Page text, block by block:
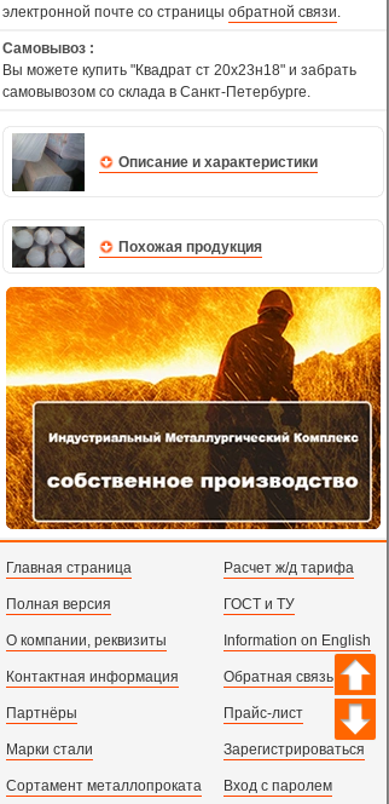
электронной почте со страницы обратной связи.
Самовывоз :
Вы можете купить "Квадрат ст 20х23н18" и забрать
самовывозом со склада в Санкт-Петербурге.
Описание и характеристики
Похожая продукция
Главная страница
Полная версия
О компании, реквизиты
Контактная информация
Партнёры
Марки стали
Сортамент металлопроката
Расчет ж/д тарифа
ГОСТ и ТУ
Information on English
Обратная связь
Прайс-лист
Зарегистрироваться
Вход с паролем